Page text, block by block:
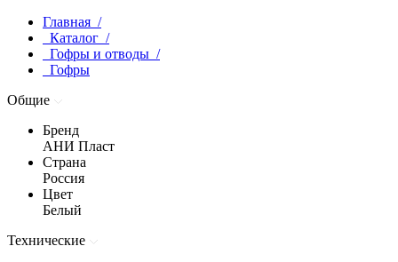
Главная /
Каталог /
Гофры и отводы /
Гофры
Общие
Бренд
АНИ Пласт
Страна
Россия
Цвет
Белый
Технические